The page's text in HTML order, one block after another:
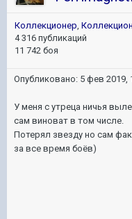
Коллекционер,
4 316 публикаций
11 742 боя
Опубликовано: 5 фев 2019,
У меня с утреца ничья
сам виноват в том числе.
Потерял звезду но сам
за все время боёв)